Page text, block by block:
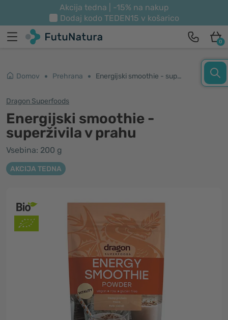
Akcija tedna | -15% na nakup
Dodaj kodo TEDEN15 v košarico
0
Domov Prehrana Energijski smoothie - superživila v prahu
Dragon Superfoods
Energijski smoothie -
superživila v prahu
Vsebina: 200 g
AKCIJA TEDNA